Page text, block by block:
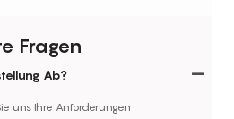
Fragen
Ab?
uns Ihre Anforderungen